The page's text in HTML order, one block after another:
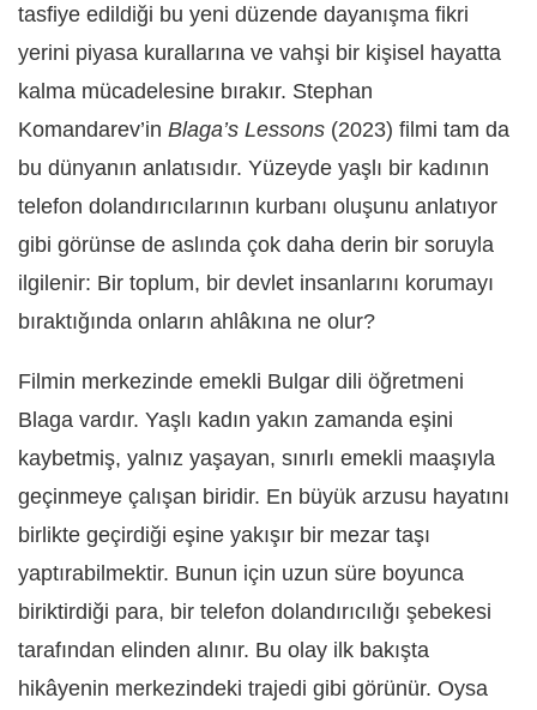
tasfiye edildiği bu yeni düzende dayanışma fikri
yerini piyasa kurallarına ve vahşi bir kişisel hayatta
kalma mücadelesine bırakır. Stephan
Komandarev’in Blaga’s Lessons (2023) filmi tam da
bu dünyanın anlatısıdır. Yüzeyde yaşlı bir kadının
telefon dolandırıcılarının kurbanı oluşunu anlatıyor
gibi görünse de aslında çok daha derin bir soruyla
ilgilenir: Bir toplum, bir devlet insanlarını korumayı
bıraktığında onların ahlâkına ne olur?
Filmin merkezinde emekli Bulgar dili öğretmeni
Blaga vardır. Yaşlı kadın yakın zamanda eşini
kaybetmiş, yalnız yaşayan, sınırlı emekli maaşıyla
geçinmeye çalışan biridir. En büyük arzusu hayatını
birlikte geçirdiği eşine yakışır bir mezar taşı
yaptırabilmektir. Bunun için uzun süre boyunca
biriktirdiği para, bir telefon dolandırıcılığı şebekesi
tarafından elinden alınır. Bu olay ilk bakışta
hikâyenin merkezindeki trajedi gibi görünür. Oysa